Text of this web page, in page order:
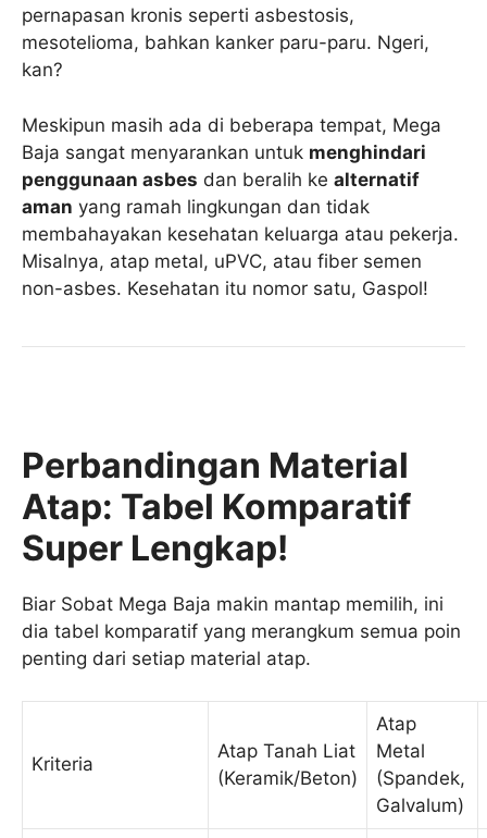
pernapasan kronis seperti asbestosis,
mesotelioma, bahkan kanker paru-paru. Ngeri,
kan?
Meskipun masih ada di beberapa tempat, Mega
Baja sangat menyarankan untuk menghindari
penggunaan asbes dan beralih ke alternatif
aman yang ramah lingkungan dan tidak
membahayakan kesehatan keluarga atau pekerja.
Misalnya, atap metal, uPVC, atau fiber semen
non-asbes. Kesehatan itu nomor satu, Gaspol!
Perbandingan Material
Atap: Tabel Komparatif
Super Lengkap!
Biar Sobat Mega Baja makin mantap memilih, ini
dia tabel komparatif yang merangkum semua poin
penting dari setiap material atap.
Kriteria
Atap Tanah Liat
(Keramik/Beton)
Atap
Metal
(Spandek,
Galvalum)